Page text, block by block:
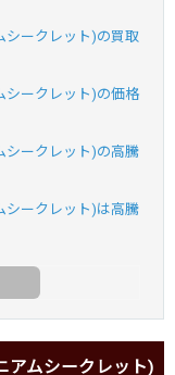
シークレット)の買取
シークレット)の価格
シークレット)の高騰
シークレット)は高騰
アムシークレット)